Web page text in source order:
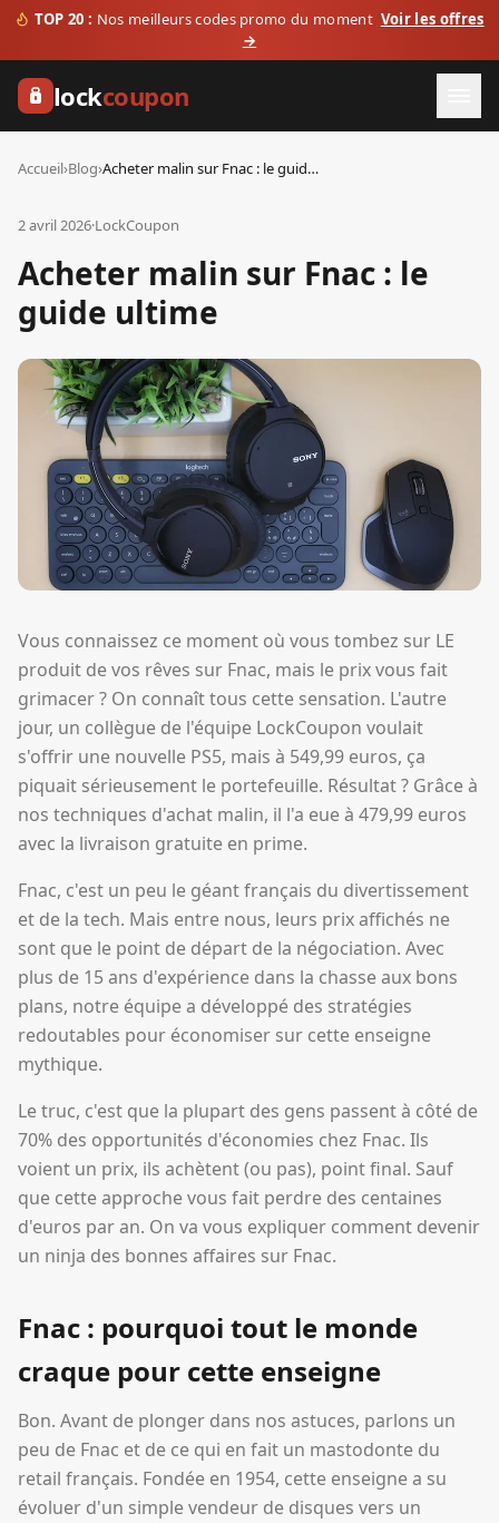
TOP 20 : Nos meilleurs codes promo du moment Voir les offres
→
lockcoupon
Accueil›Blog› Acheter malin sur Fnac : le guide ultime
2 avril 2026·LockCoupon
Acheter malin sur Fnac : le
guide ultime
Vous connaissez ce moment où vous tombez sur LE
produit de vos rêves sur Fnac, mais le prix vous fait
grimacer ? On connaît tous cette sensation. L'autre
jour, un collègue de l'équipe LockCoupon voulait
s'offrir une nouvelle PS5, mais à 549,99 euros, ça
piquait sérieusement le portefeuille. Résultat ? Grâce à
nos techniques d'achat malin, il l'a eue à 479,99 euros
avec la livraison gratuite en prime.
Fnac, c'est un peu le géant français du divertissement
et de la tech. Mais entre nous, leurs prix affichés ne
sont que le point de départ de la négociation. Avec
plus de 15 ans d'expérience dans la chasse aux bons
plans, notre équipe a développé des stratégies
redoutables pour économiser sur cette enseigne
mythique.
Le truc, c'est que la plupart des gens passent à côté de
70% des opportunités d'économies chez Fnac. Ils
voient un prix, ils achètent (ou pas), point final. Sauf
que cette approche vous fait perdre des centaines
d'euros par an. On va vous expliquer comment devenir
un ninja des bonnes affaires sur Fnac.
Fnac : pourquoi tout le monde
craque pour cette enseigne
Bon. Avant de plonger dans nos astuces, parlons un
peu de Fnac et de ce qui en fait un mastodonte du
retail français. Fondée en 1954, cette enseigne a su
évoluer d'un simple vendeur de disques vers un